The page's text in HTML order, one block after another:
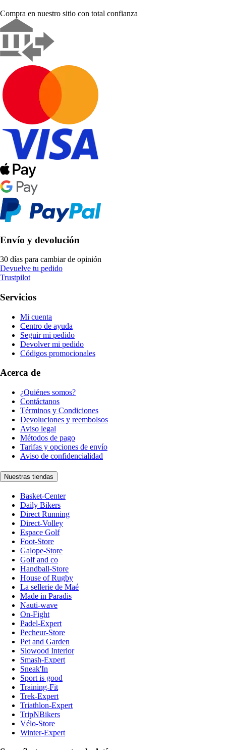
Compra en nuestro sitio con total confianza
Envío y devolución
30 días para cambiar de opinión
Devuelve tu pedido
Trustpilot
Servicios
Mi cuenta
Centro de ayuda
Seguir mi pedido
Devolver mi pedido
Códigos promocionales
Acerca de
¿Quiénes somos?
Contáctanos
Términos y Condiciones
Devoluciones y reembolsos
Aviso legal
Métodos de pago
Tarifas y opciones de envío
Aviso de confidencialidad
Nuestras tiendas
Basket-Center
Daily Bikers
Direct Running
Direct-Volley
Espace Golf
Foot-Store
Galope-Store
Golf and co
Handball-Store
House of Rugby
La sellerie de Maé
Made in Paradis
Nauti-wave
On-Fight
Padel-Expert
Pecheur-Store
Pet and Garden
Slowood Interior
Smash-Expert
Sneak'In
Sport is good
Training-Fit
Trek-Expert
Triathlon-Expert
TripNBikers
Vélo-Store
Winter-Expert